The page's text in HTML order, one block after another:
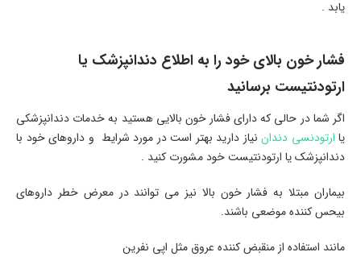
یابد .
فشار خون بالای خود را به اطلاع دندانپزشک یا
ارتودنتیست برسانید
اگر شما در حالی که دارای فشار خون بالایی هستید به خدمات دندانپزشکی
یا ارتودنسی دندان نیاز دارید بهتر است در مورد شرایط و داروهای خود با
دندانپزشک یا ارتودنتیست خود مشورت کنید .
بیماران مبتلا به فشار خون بالا نیز می توانند در معرض خطر داروهای
بیحس کننده موضعی باشند.
مانند استفاده از منقبض کننده عروق مثل اپی نفرین